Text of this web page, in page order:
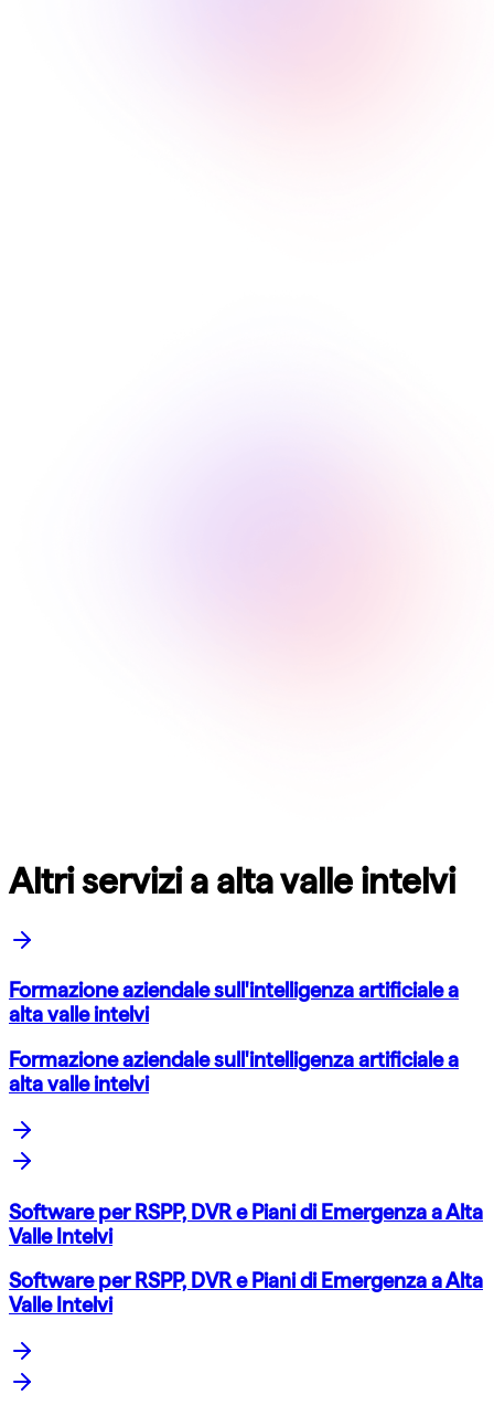
Altri servizi a alta valle intelvi
Formazione aziendale sull'intelligenza artificiale a
alta valle intelvi
Formazione aziendale sull'intelligenza artificiale a
alta valle intelvi
Software per RSPP, DVR e Piani di Emergenza a Alta
Valle Intelvi
Software per RSPP, DVR e Piani di Emergenza a Alta
Valle Intelvi